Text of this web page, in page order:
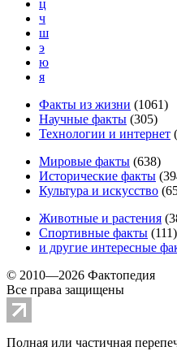
ц
ч
ш
э
ю
я
Факты из жизни (1061)
Научные факты (305)
Технологии и интернет (
Мировые факты (638)
Исторические факты (
Культура и искусство (
Животные и растения (
Спортивные факты (111)
и другие интересные
© 2010—2026 Фактопедия
Все права защищены
Полная или частичная